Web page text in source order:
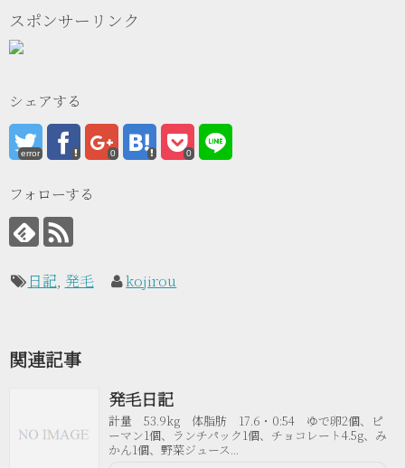
スポンサーリンク
シェアする
error 0 0
フォローする
日記, 発毛 kojirou
関連記事
発毛日記
計量 53.9kg 体脂肪 17.6・0:54 ゆで卵2個、ピ
ーマン1個、ランチパック1個、チョコレート4.5g、み
かん1個、野菜ジュース...